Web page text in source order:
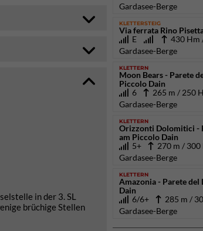
in der 3. SL
brüchige Stellen
Gardasee-Berge
KLETTERSTEIG
Via ferrata Rino
E
430 Hm
Gardasee-Berge
KLETTERN
Moon Bears - Parete
Piccolo Dain
6
265 m / 250
Gardasee-Berge
KLETTERN
Orizzonti Dolomitici -
am Piccolo Dain
5+
270 m / 300
Gardasee-Berge
KLETTERN
Amazonia - Parete
Dain
6/6+
285 m /
Gardasee-Berge